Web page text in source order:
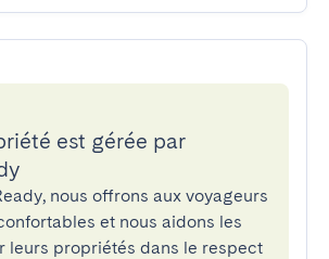
est gérée par
nous offrons aux voyageurs
et nous aidons les
leurs propriétés dans le respect